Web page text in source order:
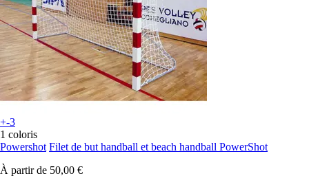
+-3
1 coloris
Powershot Filet de but handball et beach handball PowerShot
À partir de 50,00 €